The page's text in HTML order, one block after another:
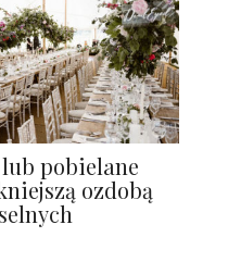
pobielane
ozdobą